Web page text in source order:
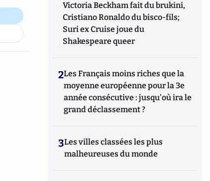
Victoria Beckham fait du brukini,
Cristiano Ronaldo du bisco-fils;
Suri ex Cruise joue du
Shakespeare queer
2Les Français moins riches que la
moyenne européenne pour la 3e
année consécutive : jusqu'où ira le
grand déclassement ?
3Les villes classées les plus
malheureuses du monde